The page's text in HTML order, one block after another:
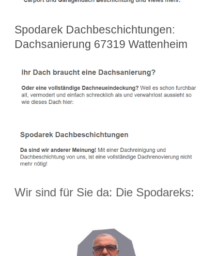
Spodarek Dachbeschichtungen:
Dachsanierung 67319 Wattenheim
Wir sind für Sie da: Die Spodareks: